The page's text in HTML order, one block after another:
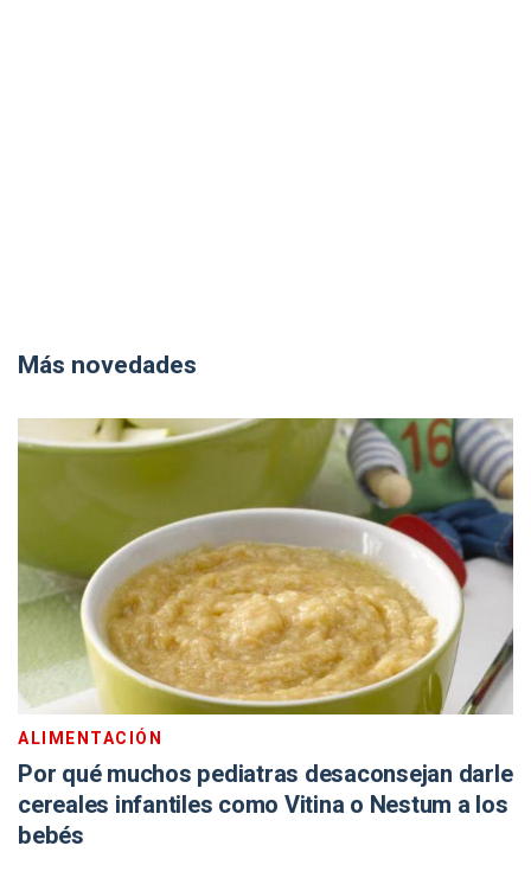
Más novedades
ALIMENTACIÓN
Por qué muchos pediatras desaconsejan darle
cereales infantiles como Vitina o Nestum a los
bebés